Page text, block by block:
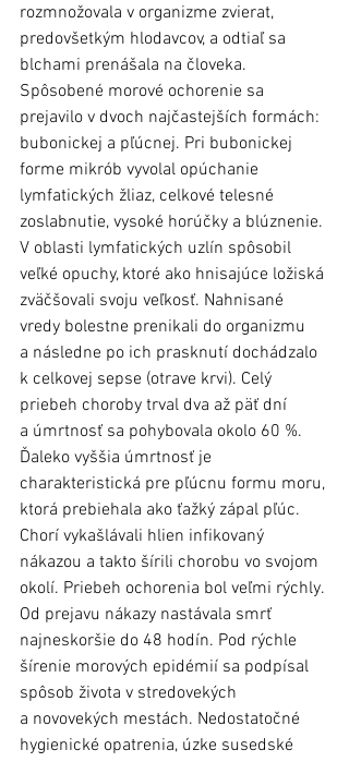
rozmnožovala v organizme zvierat,
predovšetkým hlodavcov, a odtiaľ sa
blchami prenášala na človeka.
Spôsobené morové ochorenie sa
prejavilo v dvoch najčastejších formách:
bubonickej a pľúcnej. Pri bubonickej
forme mikrób vyvolal opúchanie
lymfatických žliaz, celkové telesné
zoslabnutie, vysoké horúčky a blúznenie.
V oblasti lymfatických uzlín spôsobil
veľké opuchy, ktoré ako hnisajúce ložiská
zväčšovali svoju veľkosť. Nahnisané
vredy bolestne prenikali do organizmu
a následne po ich prasknutí dochádzalo
k celkovej sepse (otrave krvi). Celý
priebeh choroby trval dva až päť dní
a úmrtnosť sa pohybovala okolo 60 %.
Ďaleko vyššia úmrtnosť je
charakteristická pre pľúcnu formu moru,
ktorá prebiehala ako ťažký zápal pľúc.
Chorí vykašlávali hlien infikovaný
nákazou a takto šírili chorobu vo svojom
okolí. Priebeh ochorenia bol veľmi rýchly.
Od prejavu nákazy nastávala smrť
najneskoršie do 48 hodín. Pod rýchle
šírenie morových epidémií sa podpísal
spôsob života v stredovekých
a novovekých mestách. Nedostatočné
hygienické opatrenia, úzke susedské